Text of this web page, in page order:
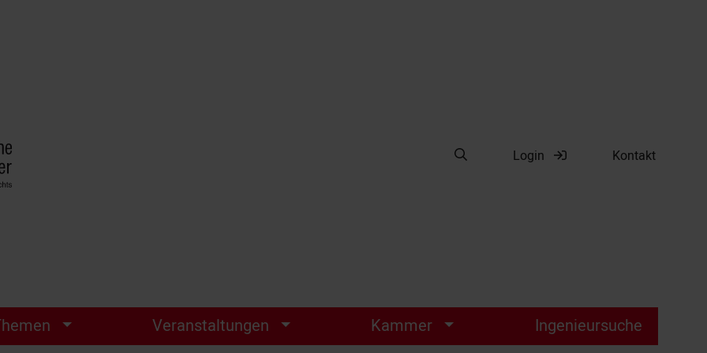
Suche
Suche öffnenLogin Kontakt
Veranstaltungen Kammer Ingenieursuche